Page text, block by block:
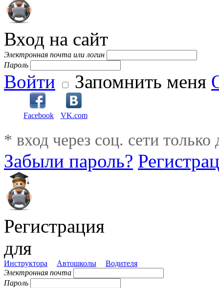
Вход на сайт
Электронная почта или логин
Пароль
Войти Запомнить меня
Facebook VK.com
* вход через соц. сети
Забыли пароль?
Регистрация
для
Инструктора Автошколы
Водителя
Электронная почта
Пароль